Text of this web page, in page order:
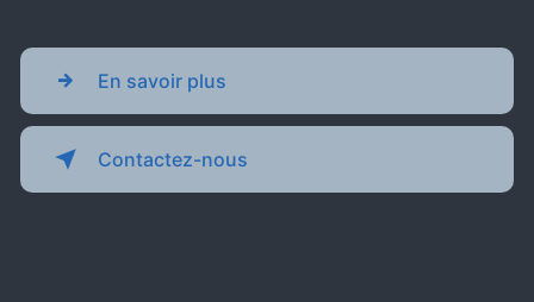
En savoir plus
Contactez-nous